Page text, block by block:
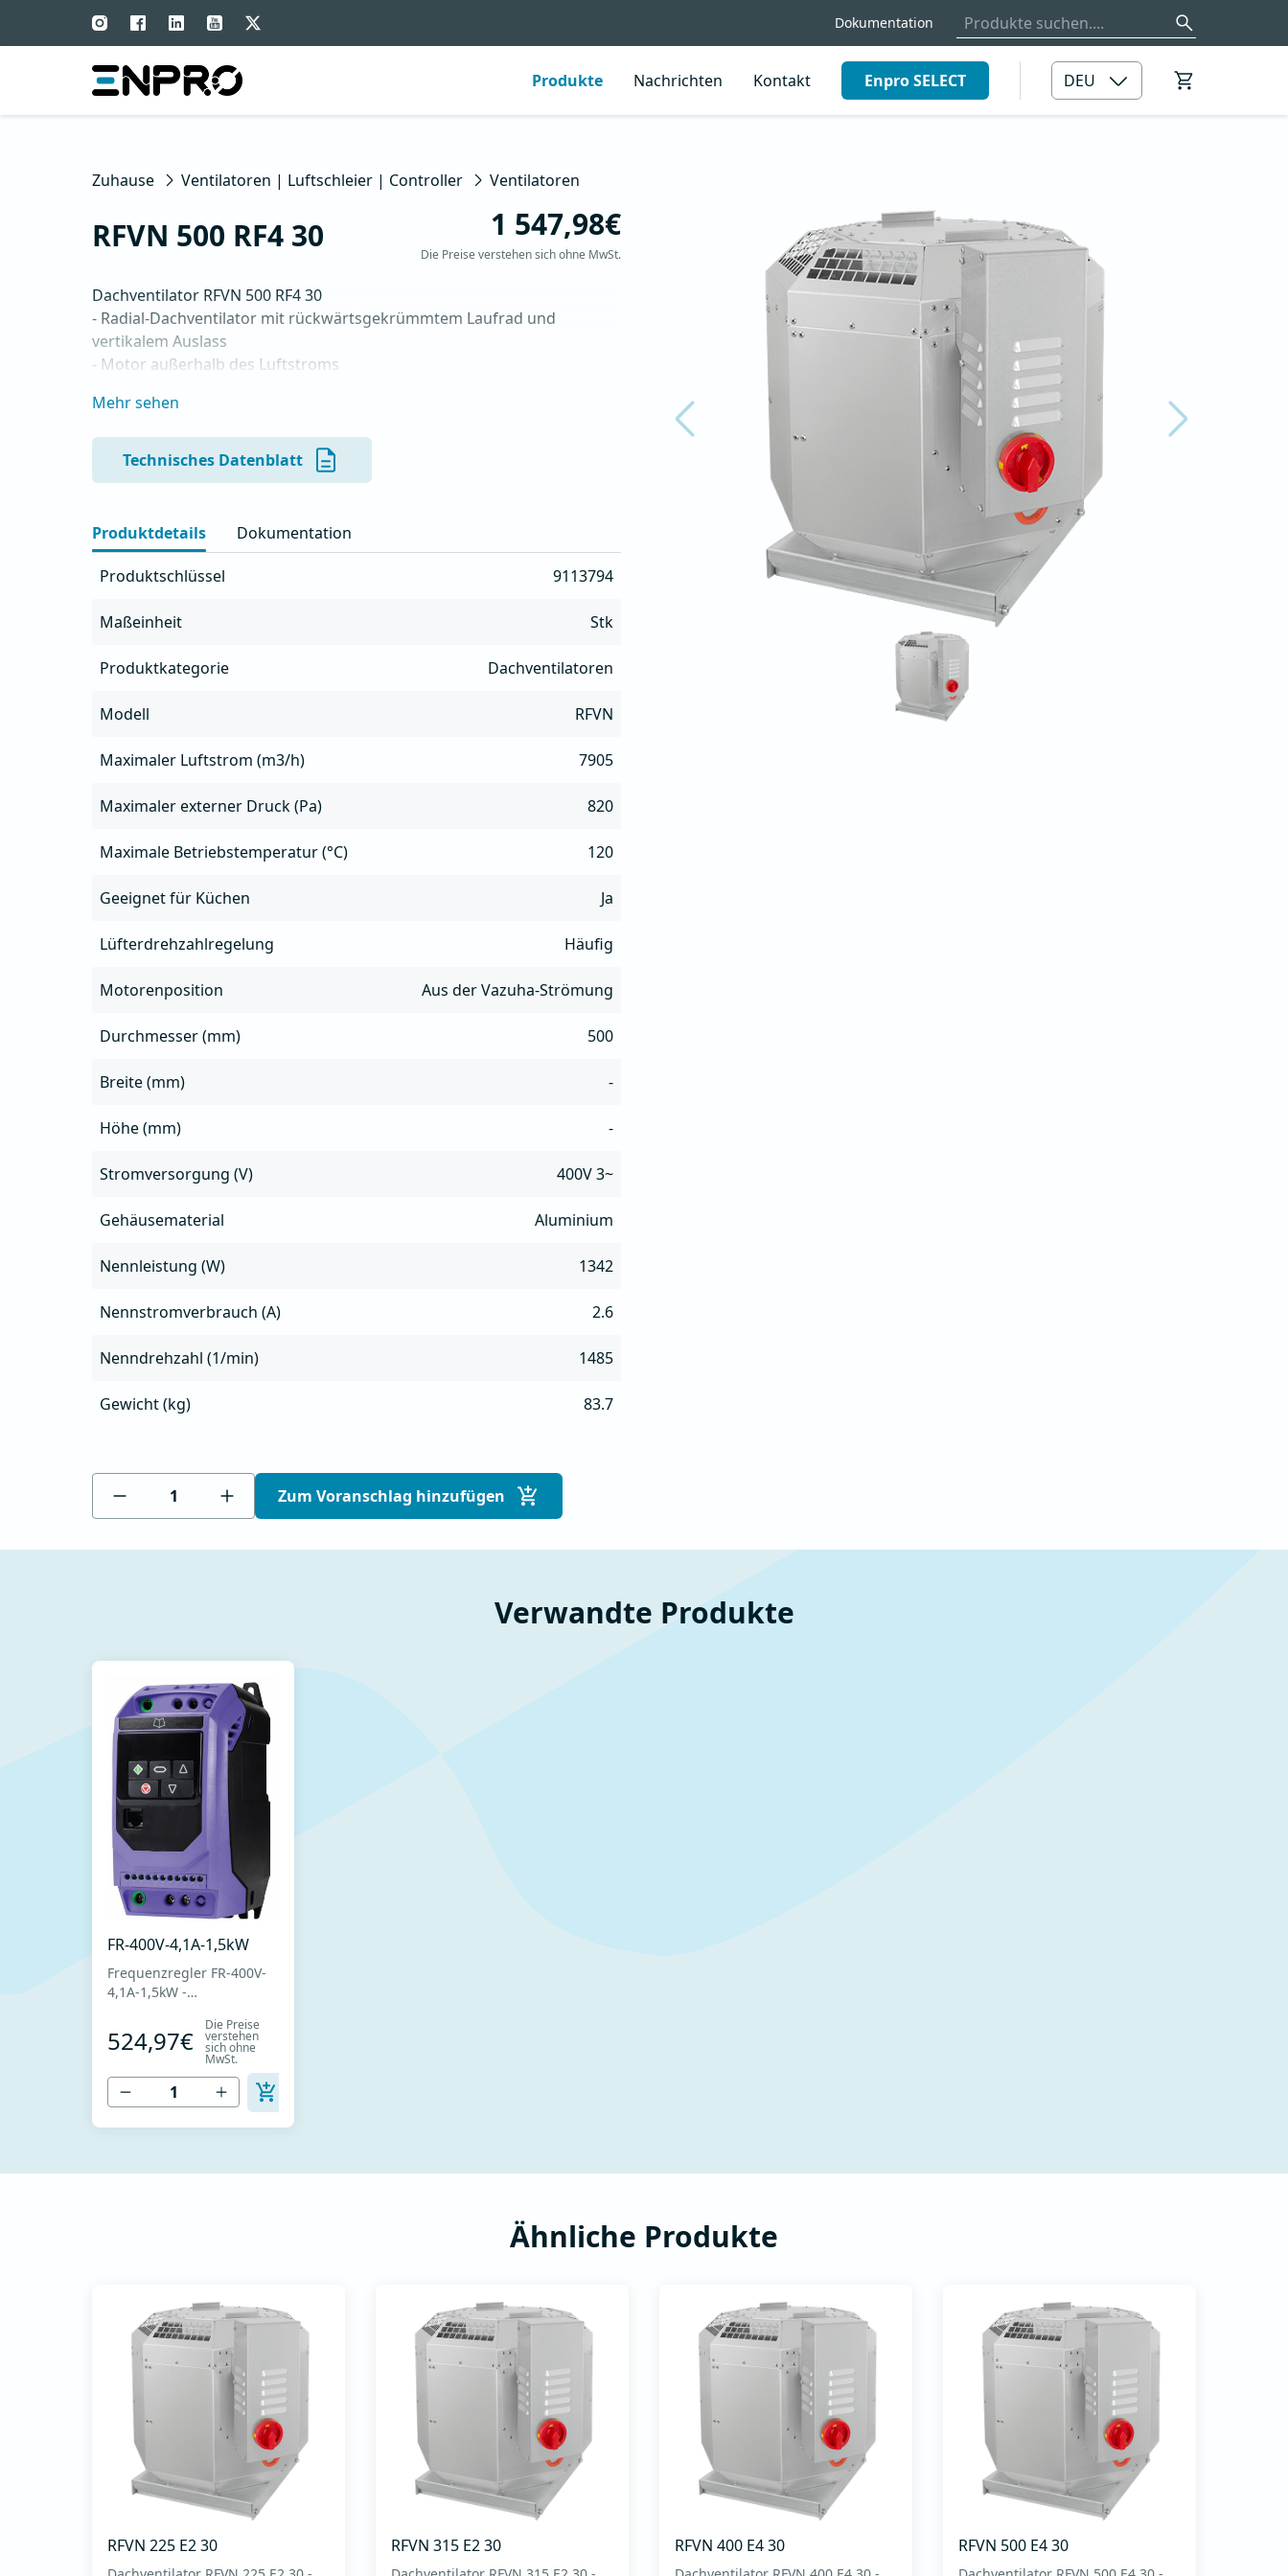
Dokumentation
Produkte Nachrichten Kontakt Enpro SELECT DEU
Zuhause Ventilatoren | Luftschleier | Controller Ventilatoren
RFVN 500 RF4 30 1 547,98€
Die Preise verstehen sich ohne MwSt.
Dachventilator RFVN 500 RF4 30
- Radial-Dachventilator mit rückwärtsgekrümmtem Laufrad und
vertikalem Auslass
- Motor außerhalb des Luftstroms
- Für Dauerbetrieb mit Temperaturen bis 120 °C
- Luftauslass mit Schutzgitter
- Zur Reinigung und Wartung lässt sich die Lüftereinheit einfach drehen
- Geeignet zum Absaugen öliger Luft aus Küchen
Wetterbedingungen
- Integrierte Fettwanne mit Ablauf
- Möglichkeit der Frequenzsteuerung
- Der Thermoschutz des Motors muss bauseits installiert werden
Mehr sehen
Technisches Datenblatt
Produktdetails Dokumentation
Produktschlüssel 9113794
Maßeinheit Stk
Produktkategorie Dachventilatoren
Modell RFVN
Maximaler Luftstrom (m3/h) 7905
Maximaler externer Druck (Pa) 820
Maximale Betriebstemperatur (°C) 120
Geeignet für Küchen Ja
Lüfterdrehzahlregelung Häufig
Motorenposition Aus der Vazuha-Strömung
Durchmesser (mm) 500
Breite (mm) -
Höhe (mm) -
Stromversorgung (V) 400V 3~
Gehäusematerial Aluminium
Nennleistung (W) 1342
Nennstromverbrauch (A) 2.6
Nenndrehzahl (1/min) 1485
Gewicht (kg) 83.7
Zum Voranschlag hinzufügen
Verwandte Produkte
FR-400V-4,1A-1,5kW
Frequenzregler FR-400V-
4,1A-1,5kW -
Drehzahlregelung der
Ventilatoren bei
Drehstrommotoren -
Stromversorgung 400V -
Nennstrom 4,1A -
Nennleistung 1,5 kW -
524,97€
Die Preise
verstehen
sich ohne
MwSt.
Ähnliche Produkte
RFVN 225 E2 30 RFVN 315 E2 30 RFVN 400 E4 30 RFVN 500 E4 30